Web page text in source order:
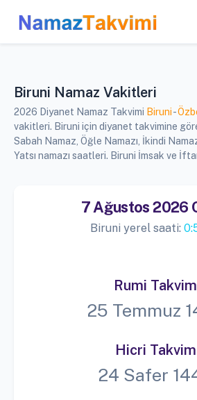
Biruni Namaz Vakitleri
2026 Diyanet Namaz Takvimi Biruni-
vakitleri. Biruni için diyanet takvimine
Sabah Namaz, Öğle Namazı, İkindi
Yatsı namazı saatleri. Biruni İmsak ve
7 Ağustos 2026
Biruni yerel saati:
Rumi Takvim
25 Temmuz
Hicri Takvim
24 Safer